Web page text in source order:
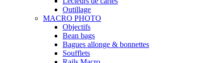
Outillage
MACRO PHOTO
Objectifs
Bean bags
Bagues allonge & bonnettes
Soufflets